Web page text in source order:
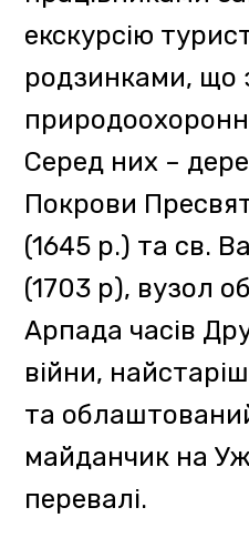
У свою чергу
гірської пошуково-
частини Аварійно-
загону спеціального
призначення
України у
провели навчання
потерпілим та